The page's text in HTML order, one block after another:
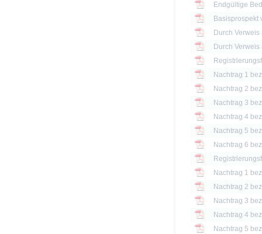
Endgültige
Basisprospekt
Nachtrag 1
Nachtrag 2
Nachtrag 3
Nachtrag 4
Nachtrag 5
Nachtrag 6
Nachtrag 1
Nachtrag 2
Nachtrag 3
Nachtrag 4
Nachtrag 5